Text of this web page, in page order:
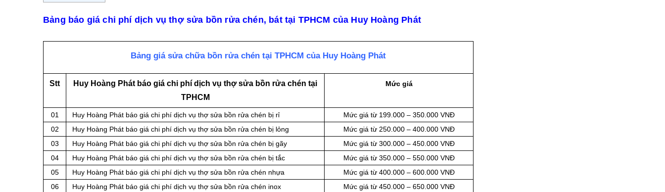
Bảng báo giá chi phí dịch vụ thợ sửa bồn rửa chén, bát tại TPHCM của Huy Hoàng Phát
Bảng giá sửa chữa bồn rửa chén tại TPHCM của Huy Hoàng Phát
Stt
Huy Hoàng Phát báo giá chi phí dịch vụ thợ sửa bồn rửa chén tại
TPHCM
Mức giá
01 Huy Hoàng Phát báo giá chi phí dịch vụ thợ sửa bồn rửa chén bị rỉ
Mức giá từ 199.000 – 350.000 VNĐ
02
Huy Hoàng Phát báo giá chi phí dịch vụ thợ sửa bồn rửa chén bị lỏng
Mức giá từ 250.000 – 400.000 VNĐ
03
Huy Hoàng Phát báo giá chi phí dịch vụ thợ sửa bồn rửa chén bị gãy
Mức giá từ 300.000 – 450.000 VNĐ
04
Huy Hoàng Phát báo giá chi phí dịch vụ thợ sửa bồn rửa chén bị tắc
Mức giá từ 350.000 – 550.000 VNĐ
05
Huy Hoàng Phát báo giá chi phí dịch vụ thợ sửa bồn rửa chén nhựa
Mức giá từ 400.000 – 600.000 VNĐ
06
Huy Hoàng Phát báo giá chi phí dịch vụ thợ sửa bồn rửa chén inox
Mức giá từ 450.000 – 650.000 VNĐ